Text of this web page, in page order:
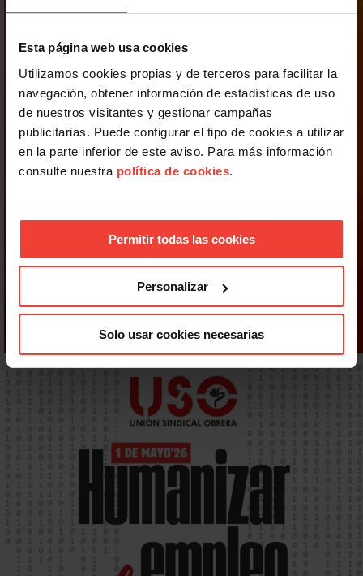
Esta página web usa cookies
Utilizamos cookies propias y de terceros para facilitar la
navegación, obtener información de estadísticas de uso
de nuestros visitantes y gestionar campañas
publicitarias. Puede configurar el tipo de cookies a utilizar
en la parte inferior de este aviso. Para más información
consulte nuestra política de cookies.
Permitir todas las cookies
Personalizar
Solo usar cookies necesarias